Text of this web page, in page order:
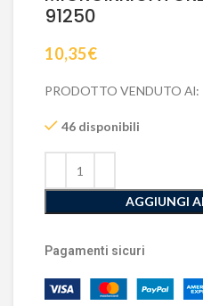
91250
10,35€
PRODOTTO VENDUTO Al:
46 disponibili
AGGIUNGI
Pagamenti sicuri